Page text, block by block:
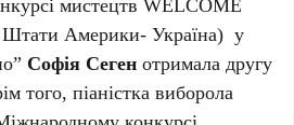
Америки- Україна) у
Софія Сеген отримала другу
того, піаністка виборола